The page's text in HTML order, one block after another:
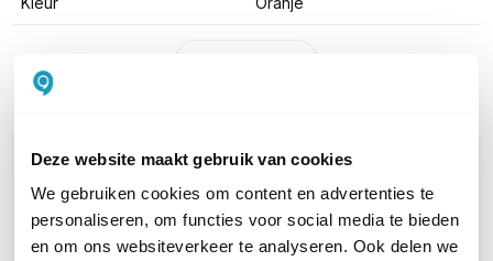
Deze website maakt gebruik van cookies
We gebruiken cookies om content en advertenties te
personaliseren, om functies voor social media te bieden
en om ons websiteverkeer te analyseren. Ook delen we
WIL JIJ ADVIES OP MAAT?
Vraag het onze experts!
Bel ons